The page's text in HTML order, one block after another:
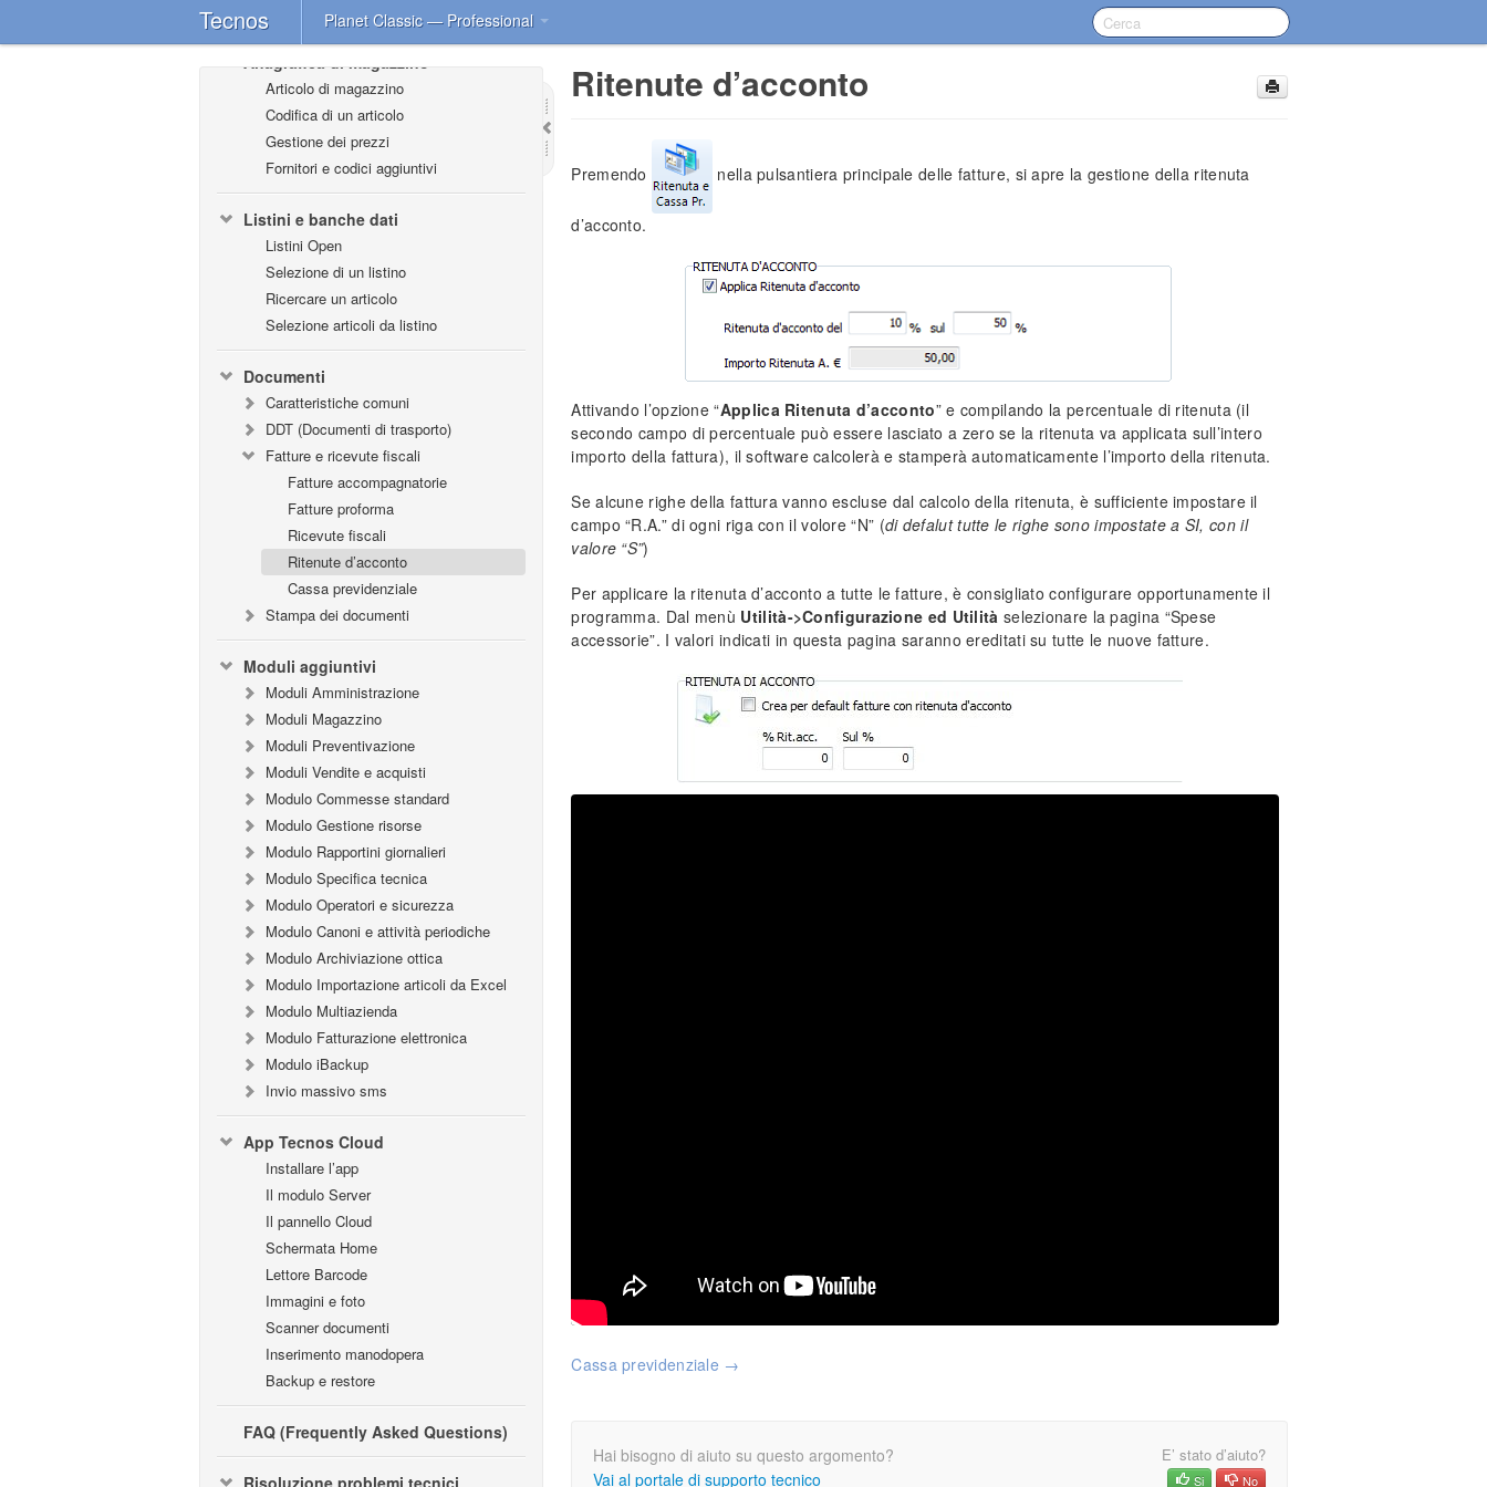
Tecnos Planet Classic — Professional
Prezzi speciali
Articolo di magazzino
Codifica di un articolo
Gestione dei prezzi
Fornitori e codici aggiuntivi
Listini e banche dati
Listini Open
Selezione di un listino
Ricercare un articolo
Selezione articoli da listino
Documenti
Caratteristiche comuni
DDT (Documenti di trasporto)
Fatture e ricevute fiscali
Fatture accompagnatorie
Fatture proforma
Ricevute fiscali
Ritenute d’acconto
Cassa previdenziale
Stampa dei documenti
Moduli aggiuntivi
Moduli Amministrazione
Moduli Magazzino
Moduli Preventivazione
Moduli Vendite e acquisti
Modulo Commesse standard
Modulo Gestione risorse
Modulo Rapportini giornalieri
Modulo Specifica tecnica
Modulo Operatori e sicurezza
Modulo Canoni e attività periodiche
Modulo Archiviazione ottica
Modulo Importazione articoli da Excel
Modulo Multiazienda
Modulo Fatturazione elettronica
Modulo iBackup
Invio massivo sms
App Tecnos Cloud
Installare l’app
Il modulo Server
Il pannello Cloud
Schermata Home
Lettore Barcode
Immagini e foto
Scanner documenti
Inserimento manodopera
Backup e restore
FAQ (Frequently Asked Questions)
Risoluzione problemi tecnici
Ritenute d’acconto
Premendo nella pulsantiera principale delle fatture, si apre la gestione della ritenuta
d’acconto.
Attivando l’opzione “Applica Ritenuta d’acconto” e compilando la percentuale di ritenuta (il
secondo campo di percentuale può essere lasciato a zero se la ritenuta va applicata sull’intero
importo della fattura), il software calcolerà e stamperà automaticamente l’importo della ritenuta.
Se alcune righe della fattura vanno escluse dal calcolo della ritenuta, è sufficiente impostare il
campo “R.A.” di ogni riga con il volore “N” (di defalut tutte le righe sono impostate a SI, con il
valore “S”)
Per applicare la ritenuta d’acconto a tutte le fatture, è consigliato configurare opportunamente il
programma. Dal menù Utilità->Configurazione ed Utilità selezionare la pagina “Spese
accessorie”. I valori indicati in questa pagina saranno ereditati su tutte le nuove fatture.
Cassa previdenziale →
Hai bisogno di aiuto su questo argomento?
Vai al portale di supporto tecnico
E’ stato d’aiuto?
Si No